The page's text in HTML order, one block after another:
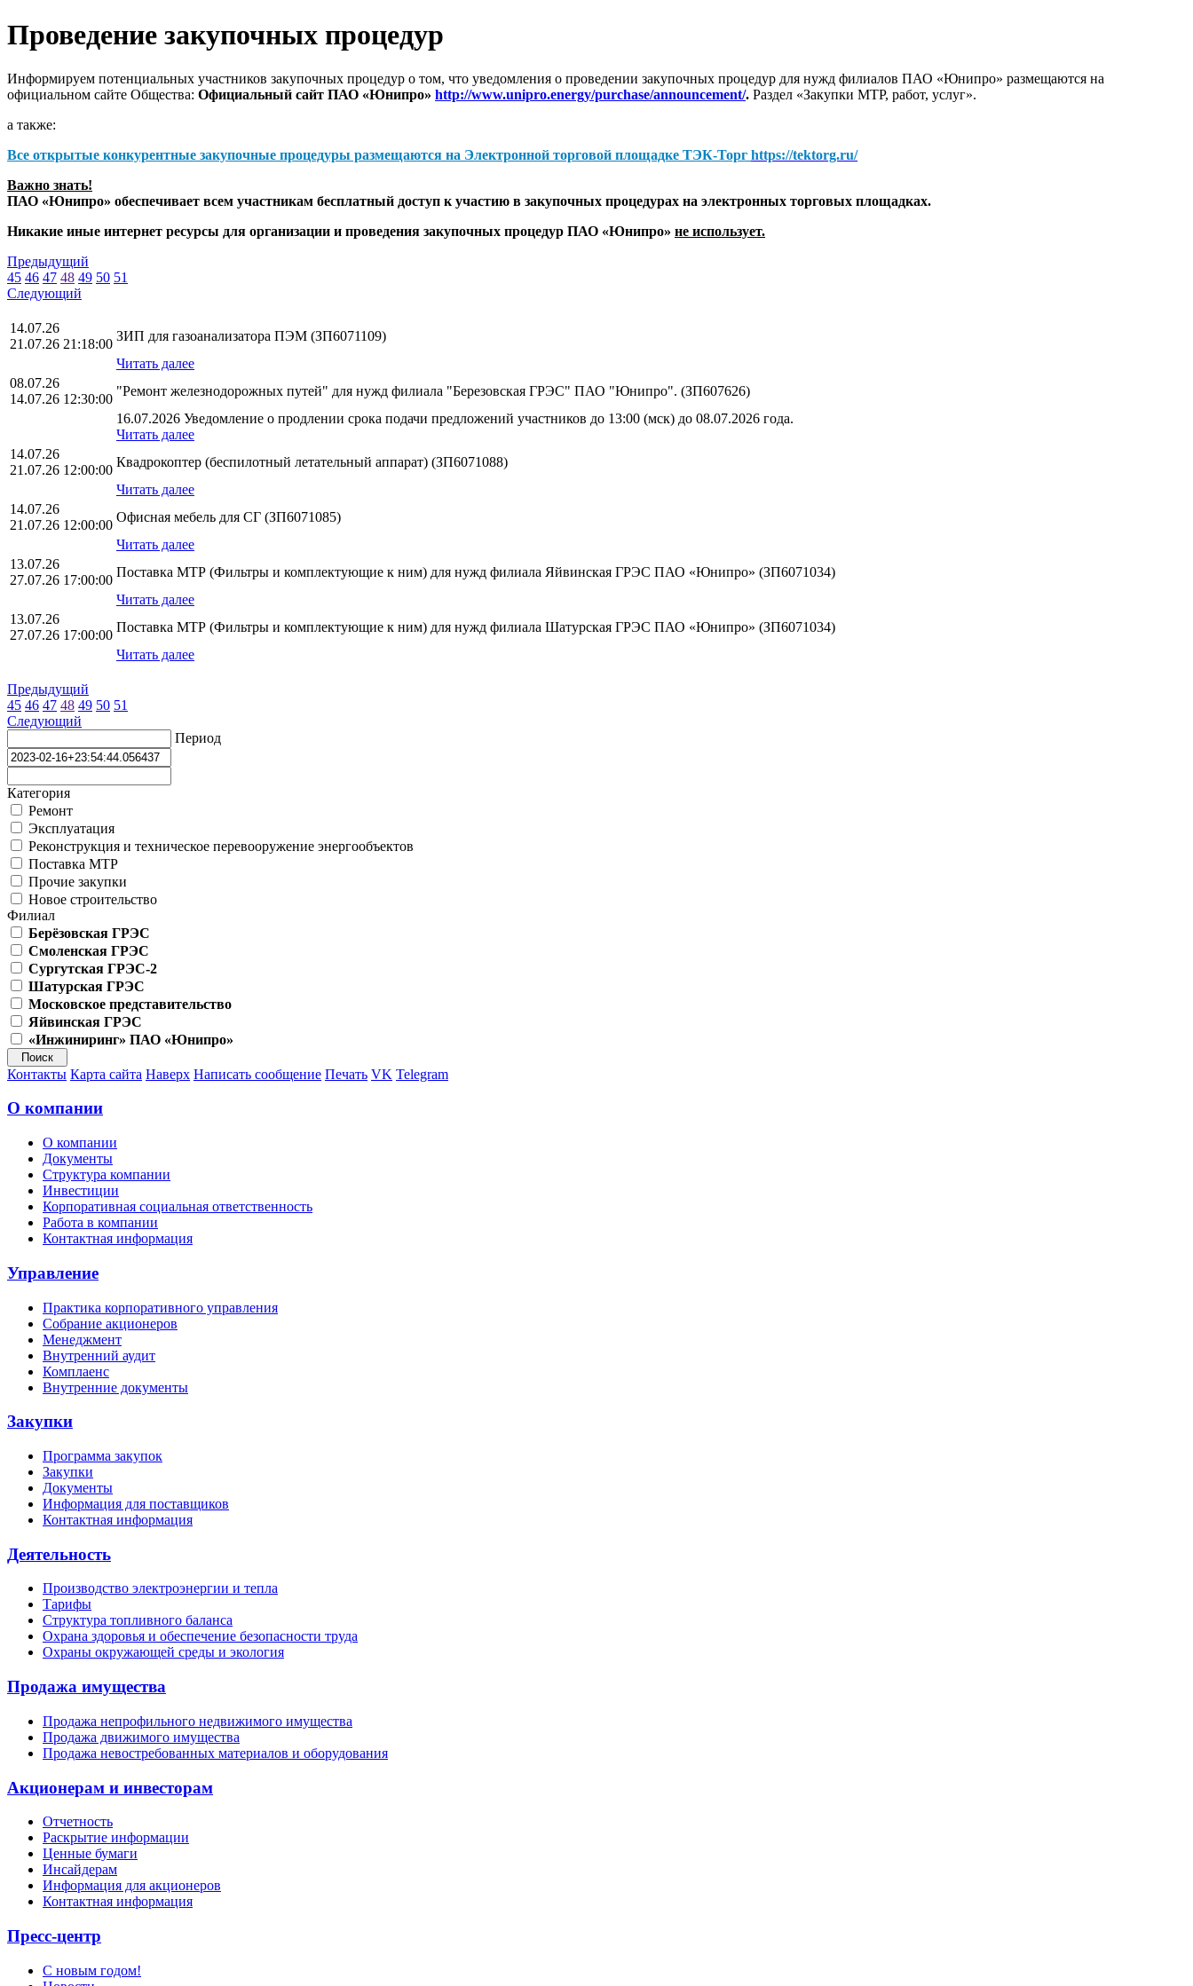
Проведение закупочных процедур
Информируем потенциальных участников закупочных процедур о том, что уведомления о проведении закупочных процедур для нужд филиалов ПАО «Юнипро» размещаются на
официальном сайте Общества: Официальный сайт ПАО «Юнипро» http://www.unipro.energy/purchase/announcement/. Раздел «Закупки МТР, работ, услуг».
а также:
Все открытые конкурентные закупочные процедуры размещаются на Электронной торговой площадке ТЭК-Торг https://tektorg.ru/
Важно знать!
ПАО «Юнипро» обеспечивает всем участникам бесплатный доступ к участию в закупочных процедурах на электронных торговых площадках.
Никакие иные интернет ресурсы для организации и проведения закупочных процедур ПАО «Юнипро» не использует.
Предыдущий
45 46 47 48 49 50 51
Следующий
14.07.26
21.07.26 21:18:00
ЗИП для газоанализатора ПЭМ (ЗП6071109)
Читать далее
08.07.26
14.07.26 12:30:00
"Ремонт железнодорожных путей" для нужд филиала "Березовская ГРЭС" ПАО "Юнипро". (ЗП607626)
16.07.2026 Уведомление о продлении срока подачи предложений участников до 13:00 (мск) до 08.07.2026 года.
Читать далее
14.07.26
21.07.26 12:00:00
Квадрокоптер (беспилотный летательный аппарат) (ЗП6071088)
Читать далее
14.07.26
21.07.26 12:00:00
Офисная мебель для СГ (ЗП6071085)
Читать далее
13.07.26
27.07.26 17:00:00
Поставка МТР (Фильтры и комплектующие к ним) для нужд филиала Яйвинская ГРЭС ПАО «Юнипро» (ЗП6071034)
Читать далее
13.07.26
27.07.26 17:00:00
Поставка МТР (Фильтры и комплектующие к ним) для нужд филиала Шатурская ГРЭС ПАО «Юнипро» (ЗП6071034)
Читать далее
Предыдущий
45 46 47 48 49 50 51
Следующий
Период
Категория
Ремонт
Эксплуатация
Реконструкция и техническое перевооружение энергообъектов
Поставка МТР
Прочие закупки
Новое строительство
Филиал
Берёзовская ГРЭС
Смоленская ГРЭС
Сургутская ГРЭС-2
Шатурская ГРЭС
Московское представительство
Яйвинская ГРЭС
«Инжиниринг» ПАО «Юнипро»
Контакты Карта сайта Наверх Написать сообщение Печать VK Telegram
О компании
О компании
Документы
Структура компании
Инвестиции
Корпоративная социальная ответственность
Работа в компании
Контактная информация
Управление
Практика корпоративного управления
Собрание акционеров
Менеджмент
Внутренний аудит
Комплаенс
Внутренние документы
Закупки
Программа закупок
Закупки
Документы
Информация для поставщиков
Контактная информация
Деятельность
Производство электроэнергии и тепла
Тарифы
Структура топливного баланса
Охрана здоровья и обеспечение безопасности труда
Охраны окружающей среды и экология
Продажа имущества
Продажа непрофильного недвижимого имущества
Продажа движимого имущества
Продажа невостребованных материалов и оборудования
Акционерам и инвесторам
Отчетность
Раскрытие информации
Ценные бумаги
Инсайдерам
Информация для акционеров
Контактная информация
Пресс-центр
С новым годом!